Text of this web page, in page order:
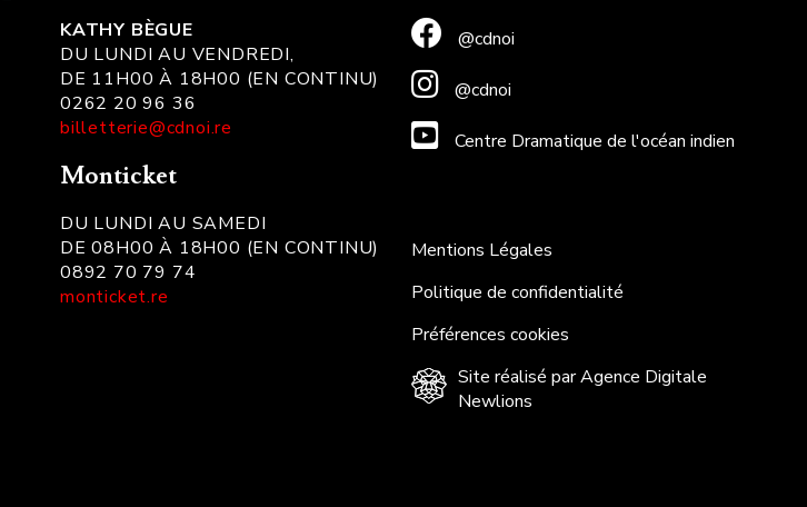
KATHY BÈGUE
DU LUNDI AU VENDREDI,
DE 11H00 À 18H00 (EN CONTINU)
0262 20 96 36
billetterie@cdnoi.re
Monticket
DU LUNDI AU SAMEDI
DE 08H00 À 18H00 (EN CONTINU)
0892 70 79 74
monticket.re
@cdnoi
@cdnoi
Centre Dramatique de l'océan indien
Mentions Légales
Politique de confidentialité
Préférences cookies
Site réalisé par Agence Digitale
Newlions